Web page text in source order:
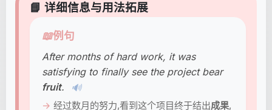
📘 详细信息与用法拓展
📖例句
After months of hard work, it was
satisfying to finally see the project bear
fruit. 🔊
经过数月的努力,看到这个项目终于结出成果,